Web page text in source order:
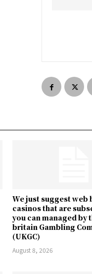
We just suggest web
casinos that are
you can managed by
britain Gambling
(UKGC)
August 8, 2026